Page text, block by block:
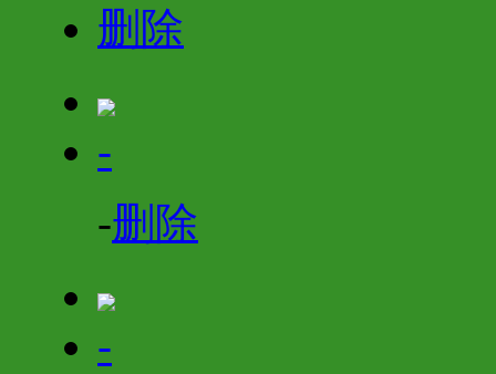
删除
-
-删除
-